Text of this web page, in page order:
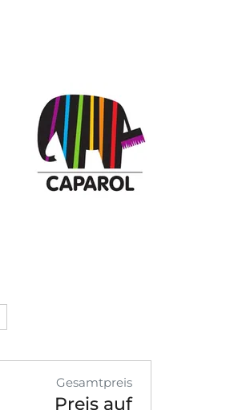
Gesamtpreis
Preis auf